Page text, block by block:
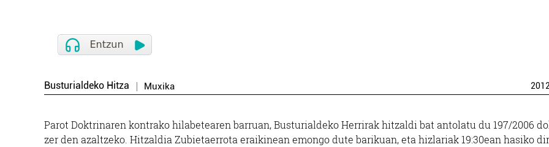
Busturialdeko Hitza Muxika 2012
Parot Doktrinaren kontrako hilabetearen barruan, Busturialdeko Herrirak hitzaldi bat antolatu du 197/2006
zer den azaltzeko. Hitzaldia Zubietaerrota eraikinean emongo dute barikuan, eta hizlariak 19:30ean hasiko